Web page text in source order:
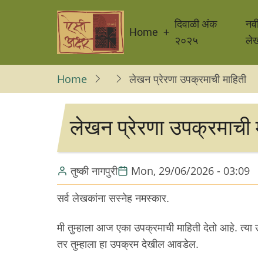
navigation
Home
दिवाळी अंक
२०२५
Home लेखन प्रेरणा उपक्रमाची माहिती
लेखन प्रेरणा उपक्रमाची
तुष्की नागपुरी Mon, 29/06/2026 - 03:09
सर्व लेखकांना सस्नेह नमस्कार.
मी तुम्हाला आज एका उपक्रमाची माहिती देतो आहे.
तर तुम्हाला हा उपक्रम देखील आवडेल.